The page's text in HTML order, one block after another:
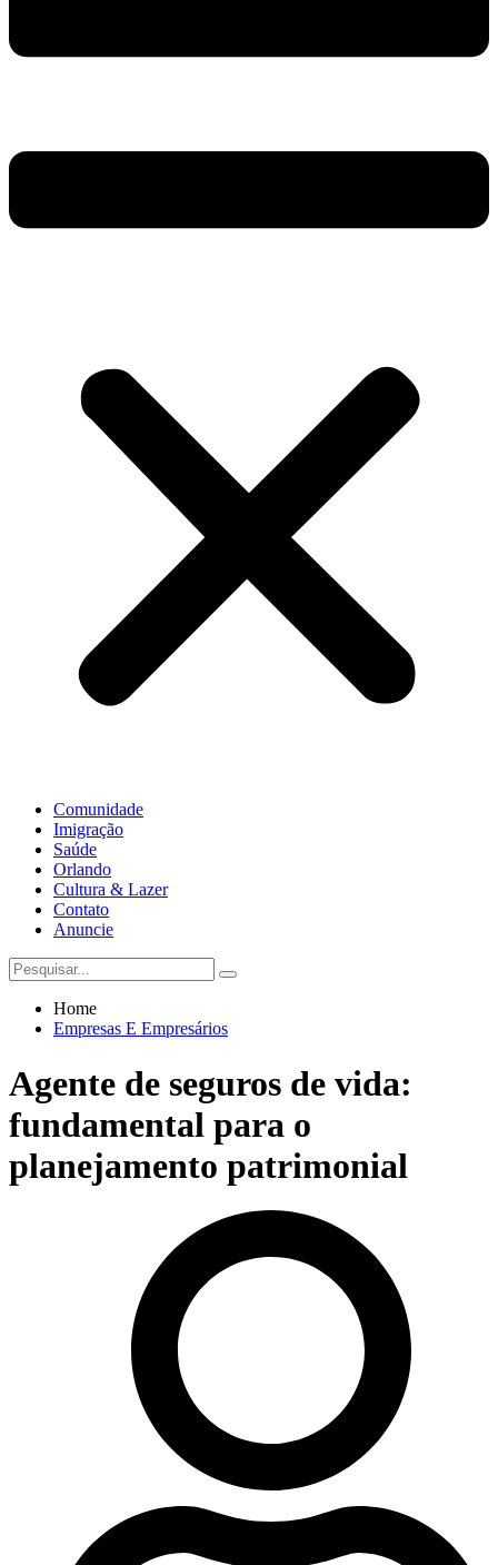
Comunidade
Imigração
Saúde
Orlando
Cultura & Lazer
Contato
Anuncie
Home
Empresas E Empresários
Agente de seguros de vida:
fundamental para o
planejamento patrimonial